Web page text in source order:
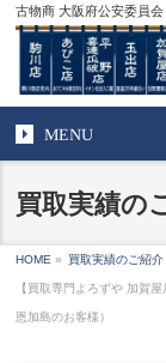
古物商 大阪府公安委員
MENU
買取実績の
HOME » 買取実績のご紹介
【買取専門よろずや 加賀
恩加島のお客様）